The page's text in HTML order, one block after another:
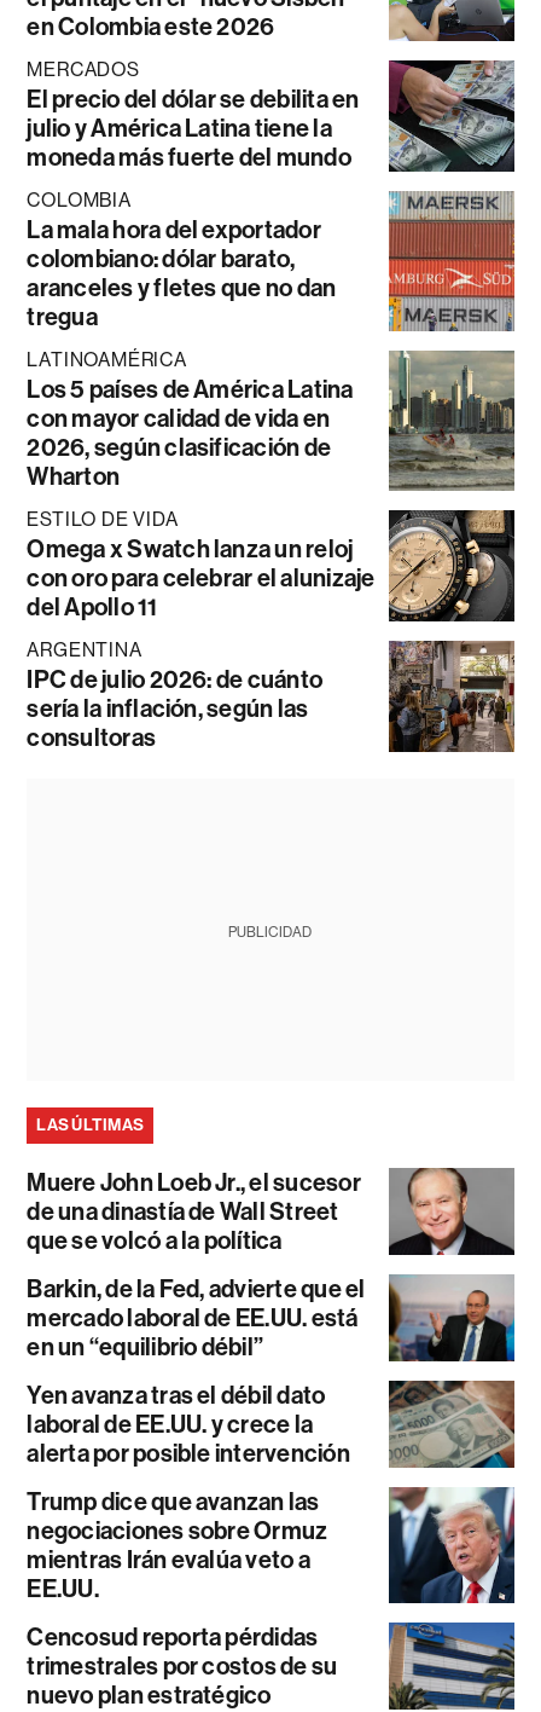
en Colombia este 2026
MERCADOS
El precio del dólar se debilita en
julio y América Latina tiene la
moneda más fuerte del mundo
COLOMBIA
La mala hora del exportador
colombiano: dólar barato,
aranceles y fletes que no dan
tregua
LATINOAMÉRICA
Los 5 países de América Latina
con mayor calidad de vida en
2026, según clasificación de
Wharton
ESTILO DE VIDA
Omega x Swatch lanza un reloj
con oro para celebrar el alunizaje
del Apollo 11
ARGENTINA
IPC de julio 2026: de cuánto
sería la inflación, según las
consultoras
PUBLICIDAD
LAS ÚLTIMAS
Muere John Loeb Jr., el sucesor
de una dinastía de Wall Street
que se volcó a la política
Barkin, de la Fed, advierte que el
mercado laboral de EE.UU. está
en un “equilibrio débil”
Yen avanza tras el débil dato
laboral de EE.UU. y crece la
alerta por posible intervención
Trump dice que avanzan las
negociaciones sobre Ormuz
mientras Irán evalúa veto a
EE.UU.
Cencosud reporta pérdidas
trimestrales por costos de su
nuevo plan estratégico